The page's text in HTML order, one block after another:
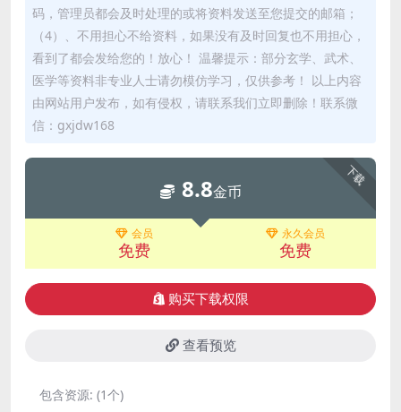
码，管理员都会及时处理的或将资料发送至您提交的邮箱；
（4）、不用担心不给资料，如果没有及时回复也不用担心，
看到了都会发给您的！放心！ 温馨提示：部分玄学、武术、
医学等资料非专业人士请勿模仿学习，仅供参考！ 以上内容
由网站用户发布，如有侵权，请联系我们立即删除！联系微
信：gxjdw168
下载
8.8金币
会员
免费
永久会员
免费
购买下载权限
查看预览
包含资源: (1个)